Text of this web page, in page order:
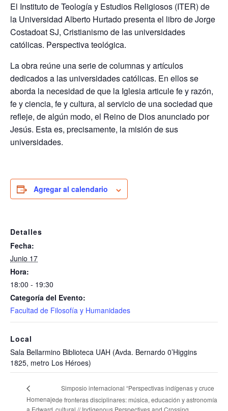
El Instituto de Teología y Estudios Religiosos (ITER) de
la Universidad Alberto Hurtado presenta el libro de Jorge
Costadoat SJ, Cristianismo de las universidades
católicas. Perspectiva teológica.
La obra reúne una serie de columnas y artículos
dedicados a las universidades católicas. En ellos se
aborda la necesidad de que la Iglesia articule fe y razón,
fe y ciencia, fe y cultura, al servicio de una sociedad que
refleje, de algún modo, el Reino de Dios anunciado por
Jesús. Esta es, precisamente, la misión de sus
universidades.
Agregar al calendario
Detalles
Fecha:
Junio 17
Hora:
18:00 - 19:30
Categoría del Evento:
Facultad de Filosofía y Humanidades
Local
Sala Bellarmino Biblioteca UAH (Avda. Bernardo 0’Higgins
1825, metro Los Héroes)
Homenaje
a Edward
Simposio internacional “Perspectivas indígenas y cruce
de fronteras disciplinares: música, educación y astronomía